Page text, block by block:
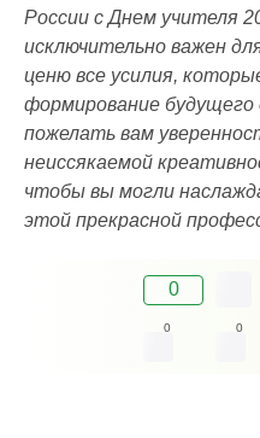
России с Днем учителя
исключительно важен
ценю все усилия,
формирование будущего
пожелать вам
неиссякаемой
чтобы вы могли
этой прекрасной
0
0 0